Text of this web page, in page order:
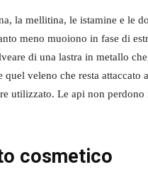
la mellitina, le istamine e le
meno muoiono in fase di
di una lastra in metallo
veleno che resta attaccato
utilizzato. Le api non
cosmetico